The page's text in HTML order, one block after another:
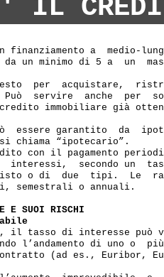
IL
a  medio-
un minimo di 5 a  un
per  acquistare,
Può  servire  anche  per
immobiliare già
essere garantito  da
chiama “ipotecario”.
con il pagamento
interessi,  secondo un
o di  due  tipi.  Le
semestrali o annuali.
E SUOI RISCHI
il tasso di interesse può
l’andamento di uno o
(ad es., Euribor,